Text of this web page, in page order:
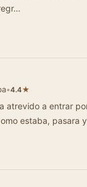
•4.4★
atrevido a entrar
estaba, pasara